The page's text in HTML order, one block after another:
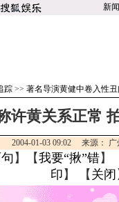
新闻
踪 >> 著名导演黄健中卷入性
许黄关系正常
2004-01-03 09:02 来源： 广
】【我要“揪”错】
印 】 【 关闭